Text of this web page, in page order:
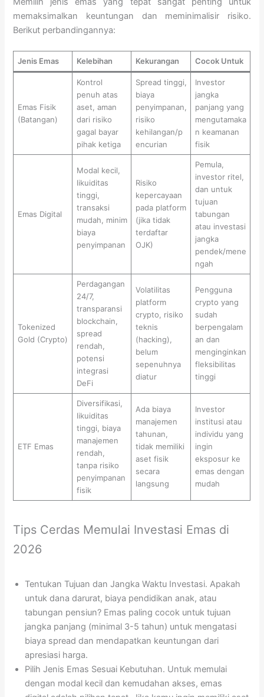
memaksimalkan keuntungan dan meminimalisir risiko.
Berikut perbandingannya:
Jenis Emas Kelebihan Kekurangan Cocok Untuk
Emas Fisik
(Batangan)
Kontrol
penuh atas
aset, aman
dari risiko
gagal bayar
pihak ketiga
Spread tinggi,
biaya
penyimpanan,
risiko
kehilangan/p
encurian
Investor
jangka
panjang yang
mengutamaka
n keamanan
fisik
Emas Digital
Modal kecil,
likuiditas
tinggi,
transaksi
mudah, minim
biaya
penyimpanan
Risiko
kepercayaan
pada platform
(jika tidak
terdaftar
OJK)
Pemula,
investor ritel,
dan untuk
tujuan
tabungan
atau investasi
jangka
pendek/mene
ngah
Tokenized
Gold (Crypto)
Perdagangan
24/7,
transparansi
blockchain,
spread
rendah,
potensi
integrasi
DeFi
Volatilitas
platform
crypto, risiko
teknis
(hacking),
belum
sepenuhnya
diatur
Pengguna
crypto yang
sudah
berpengalam
an dan
menginginkan
fleksibilitas
tinggi
ETF Emas
Diversifikasi,
likuiditas
tinggi, biaya
manajemen
rendah,
tanpa risiko
penyimpanan
fisik
Ada biaya
manajemen
tahunan,
tidak memiliki
aset fisik
secara
langsung
Investor
institusi atau
individu yang
ingin
eksposur ke
emas dengan
mudah
Tips Cerdas Memulai Investasi Emas di
2026
Tentukan Tujuan dan Jangka Waktu Investasi. Apakah
untuk dana darurat, biaya pendidikan anak, atau
tabungan pensiun? Emas paling cocok untuk tujuan
jangka panjang (minimal 3-5 tahun) untuk mengatasi
biaya spread dan mendapatkan keuntungan dari
apresiasi harga.
Pilih Jenis Emas Sesuai Kebutuhan. Untuk memulai
dengan modal kecil dan kemudahan akses, emas